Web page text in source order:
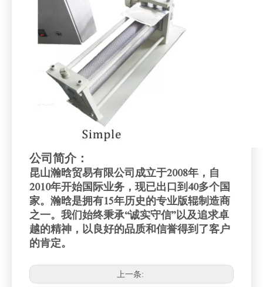
公司简介：
昆山瀚晗贸易有限公司成立于2008年，自
2010年开始国际业务，现已出口到40多个国
家。瀚晗是拥有15年历史的专业版辊制造商
之一。我们始终秉承“诚实守信”以及追求卓
越的精神，以良好的品质和信誉得到了客户
的肯定。
上一条: